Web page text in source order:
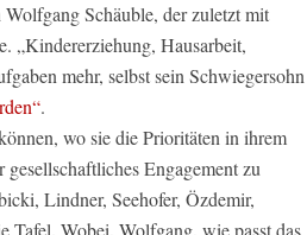
Schäuble, der zuletzt mit
„Kindererziehung, Hausarbeit,
mehr, selbst sein Schwiegersohn
.
wo sie die Prioritäten in ihrem
Engagement zu
Lindner, Seehofer, Özdemir,
Tafel. Wobei, Wolfgang, wie passt das